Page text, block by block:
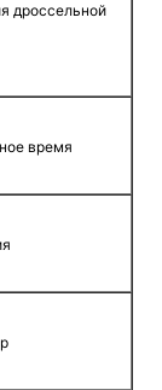
дроссельной
время